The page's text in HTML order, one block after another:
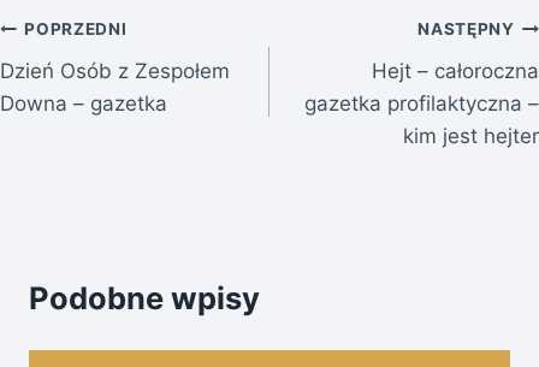
Nawigacja
wpisu
POPRZEDNI
Dzień Osób z Zespołem
Downa – gazetka
NASTĘPNY
Hejt – całoroczna
gazetka profilaktyczna –
kim jest hejter
Podobne wpisy